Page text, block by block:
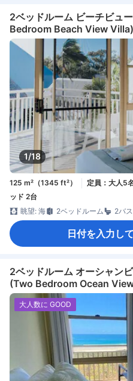
2ベッドルーム ビーチビュ
Bedroom Beach View Villa)
1/18
125 m²（1345 ft²） 定員：大人5
ッド 2台
眺望: 海
2ベッドルーム 2バ
日付を入力し
2ベッドルーム オーシャン
(Two Bedroom Ocean
大人数に GOOD